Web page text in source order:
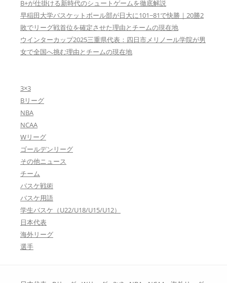
B+が仕掛ける新時代のシュートゲームを徹底解説
早稲田大学バスケットボール部が日大に101−81で快勝｜20勝2
敗でリーグ戦首位を確定させた理由とチームの現在地
ウインターカップ2025三重県代表：四日市メリノール学院が男
女で全国へ挑む理由とチームの現在地
3×3
Bリーグ
NBA
NCAA
Wリーグ
ゴールデンリーグ
その他ニュース
チーム
バスケ戦術
バスケ用語
学生バスケ（U22/U18/U15/U12）
日本代表
海外リーグ
選手